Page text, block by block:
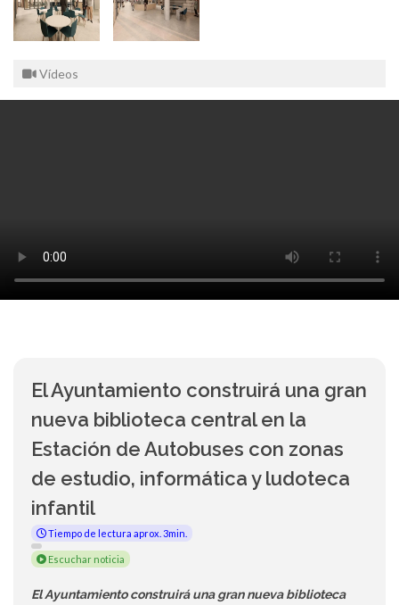
Vídeos
El Ayuntamiento construirá una gran
nueva biblioteca central en la
Estación de Autobuses con zonas
de estudio, informática y ludoteca
infantil
Tiempo de lectura aprox. 3min.
Escuchar noticia
El Ayuntamiento construirá una gran nueva biblioteca